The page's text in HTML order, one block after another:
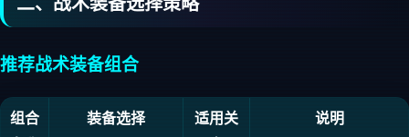
推荐战术装备组合
组合
装备选择
适用关
说明